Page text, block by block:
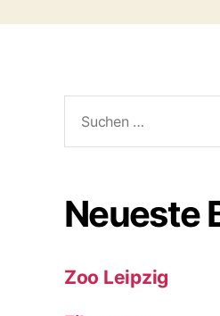
nach:
Neueste
Zoo Leipzig